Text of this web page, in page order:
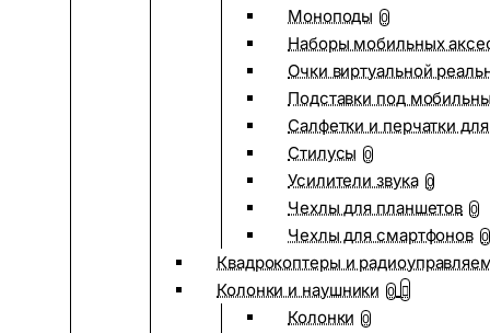
Моноподы 0
Наборы мобильных
Очки виртуальной
Подставки под
Салфетки и перчатки
Стилусы 0
Усилители звука 0
Чехлы для планшетов 0
Чехлы для смартфонов 0
Квадрокоптеры и
Колонки и наушники 0
Колонки 0